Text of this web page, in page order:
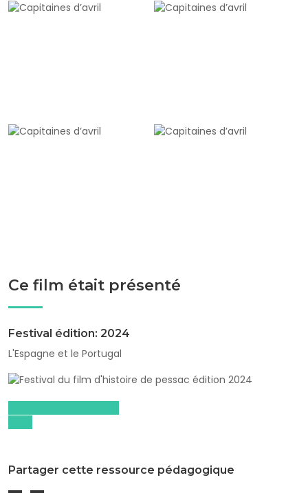
Ce film était présenté
Festival édition: 2024
L'Espagne et le Portugal
Partager cette ressource pédagogique